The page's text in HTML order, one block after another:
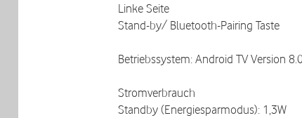
Linke Seite
Stand-by/ Bluetooth-Pairing Taste
Betriebssystem: Android TV Version
Stromverbrauch
Standby (Energiesparmodus): 1,3W